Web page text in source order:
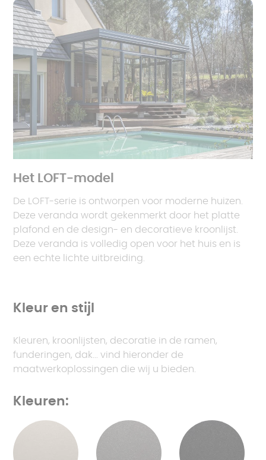
Het LOFT-model
De LOFT-serie is ontworpen voor moderne huizen.
Deze veranda wordt gekenmerkt door het platte
plafond en de design- en decoratieve kroonlijst.
Deze veranda is volledig open voor het huis en is
een echte lichte uitbreiding.
Kleur en stijl
Kleuren, kroonlijsten, decoratie in de ramen,
funderingen, dak... vind hieronder de
maatwerkoplossingen die wij u bieden.
Kleuren: